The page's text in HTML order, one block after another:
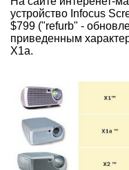
устройство Infocus
$799 ("refurb" -
приведенным
Х1а.